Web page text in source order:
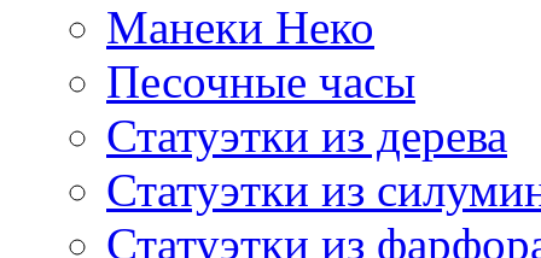
Манеки Неко
Песочные часы
Статуэтки из дерева
Статуэтки из
Статуэтки из